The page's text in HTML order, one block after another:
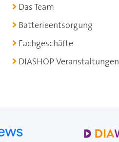
Das Team
Batterieentsorgung
Fachgeschäfte
DIASHOP Veranstaltungen